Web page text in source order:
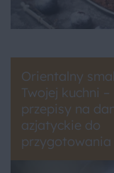
Orientalny
Twojej kuchni
przepisy na
azjatyckie do
przygotowania